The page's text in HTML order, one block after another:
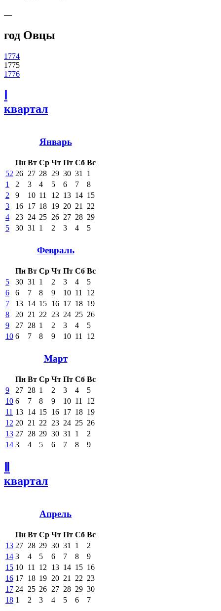
—
год Овцы
1774
1775
1776
квартал
Январь
Пн Вт Ср Чт Пт Сб Вс
52 26 27 28 29 30 31
1
1
2 3 4 5 6 7
8
2
9 10 11 12 13 14 15
3
16 17 18 19 20 21
22
4
23 24 25 26 27 28 29
5
30 31 1 2 3 4 5
Февраль
Пн Вт Ср Чт Пт Сб Вс
5
30 31 1 2 3 4
5
6
6 7 8 9 10 11
12
7
13 14 15 16 17 18 19
8
20 21 22 23 24 25 26
9
27 28 1 2 3 4
5
10 6 7 8 9 10 11 12
Март
Пн Вт Ср Чт Пт Сб Вс
9
27 28 1 2 3 4
5
10 6 7 8 9 10 11
12
11 13 14 15 16 17 18 19
12 20 21 22 23 24 25 26
13 27 28 29 30 31 1
2
14 3 4 5 6 7 8 9
квартал
Апрель
Пн Вт Ср Чт Пт Сб Вс
13 27 28 29 30 31 1
2
14 3 4 5 6 7 8
9
15 10 11 12 13 14 15 16
16 17 18 19 20 21 22 23
17 24 25 26 27 28 29 30
18 1 2 3 4 5 6 7